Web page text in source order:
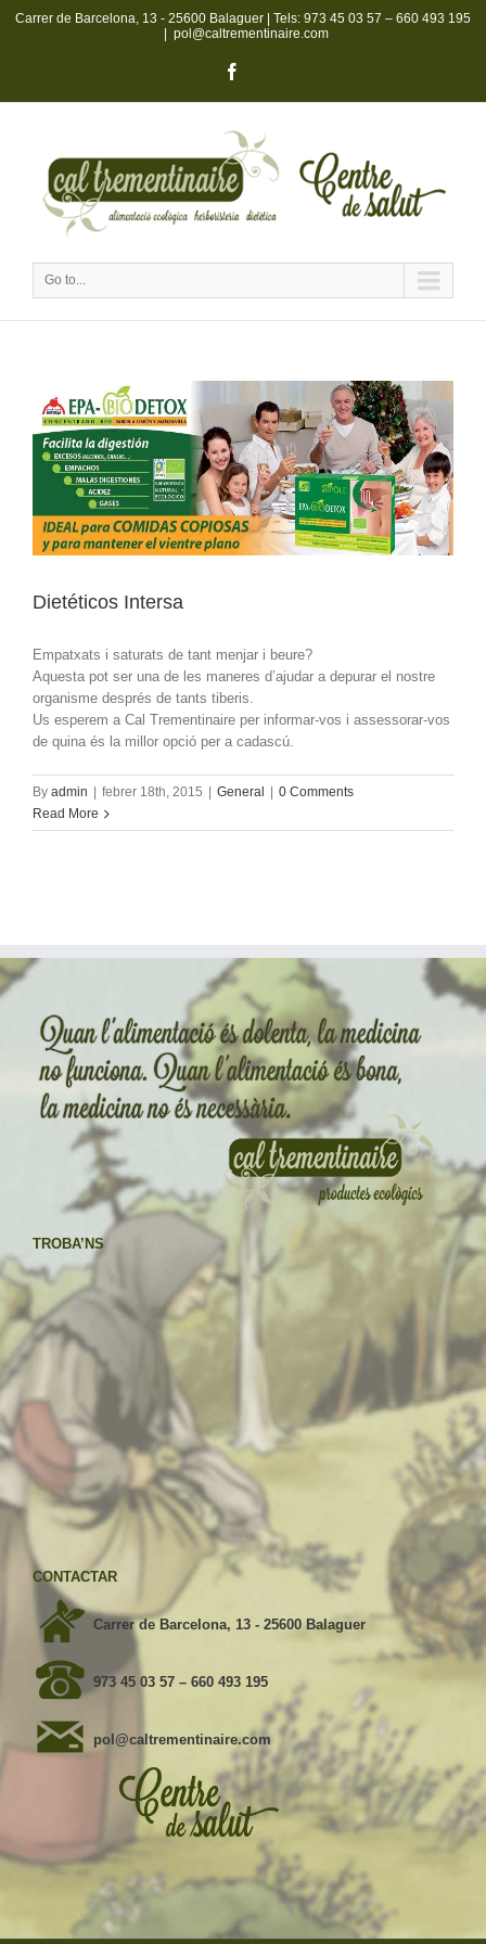
Carrer de Barcelona, 13 - 25600 Balaguer | Tels: 973 45 03 57 – 660 493 195
pol@caltrementinaire.com
Go to...
Dietéticos Intersa
Empatxats i saturats de tant menjar i beure?
Aquesta pot ser una de les maneres d’ajudar a depurar el nostre
organisme després de tants tiberis.
Us esperem a Cal Trementinaire per informar-vos i assessorar-vos
de quina és la millor opció per a cadascú.
By admin | febrer 18th, 2015 | General | 0 Comments
Read More
TROBA’NS
CONTACTAR
Carrer de Barcelona, 13 - 25600 Balaguer
973 45 03 57– 660 493 195
pol@caltrementinaire.com